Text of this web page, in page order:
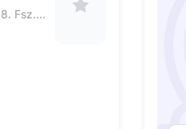
1066 Budapest, Lovag utca 18. Fsz. 7.